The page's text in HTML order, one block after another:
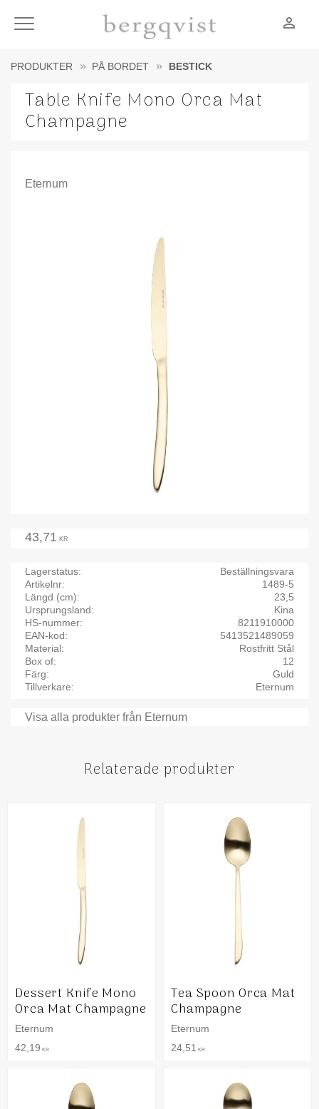
Meny person_outline
PRODUKTER PÅ BORDET BESTICK
Table Knife Mono Orca Mat
Champagne
Eternum
43,71 KR
Lagerstatus
Beställningsvara
Artikelnr
1489-5
Längd (cm)
23,5
Ursprungsland
Kina
HS-nummer
8211910000
EAN-kod
5413521489059
Material
Rostfritt Stål
Box of
12
Färg
Guld
Tillverkare
Eternum
Visa alla produkter från Eternum
Relaterade produkter
Dessert Knife Mono
Orca Mat Champagne
Eternum
42,19 KR
Tea Spoon Orca Mat
Champagne
Eternum
24,51
KR